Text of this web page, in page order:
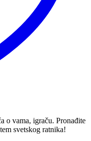
o vama, igraču. Pronađite
svetskog ratnika!